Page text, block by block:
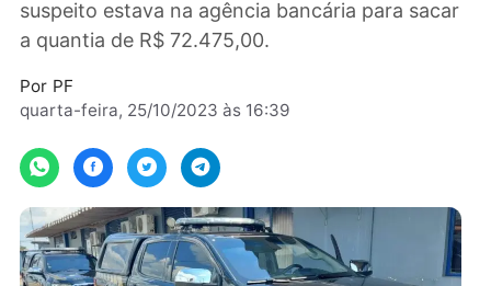
A prisão em flagrante ocorreu quando o
suspeito estava na agência bancária para
a quantia de R$ 72.475,00.
quarta-feira, 25/10/2023 às 16:39